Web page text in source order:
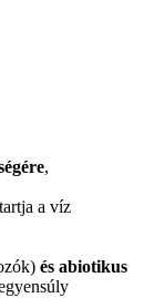
,
a víz
és abiotikus